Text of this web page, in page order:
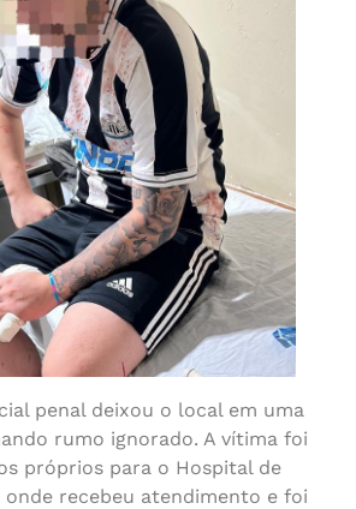
penal deixou o local em uma
rumo ignorado. A vítima foi
próprios para o Hospital de
onde recebeu atendimento e foi